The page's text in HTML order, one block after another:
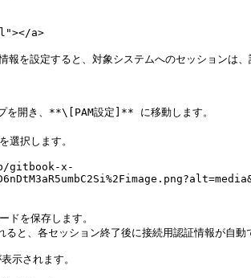
a>
を設定すると、対象システムへのセッションは
プを開き、**\[PAM設定]** に移動します。
択します。
gitbook-x-
を保存します。
、各セッション終了後に接続用認証情報が自動
示されます。